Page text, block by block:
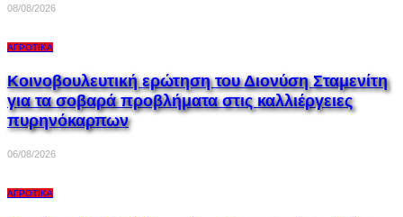
08/08/2026
ΑΓΡΟΤΙΚΆ
Κοινοβουλευτική ερώτηση του Διονύση Σταμενίτη
για τα σοβαρά προβλήματα στις καλλιέργειες
πυρηνόκαρπων
06/08/2026
ΑΓΡΟΤΙΚΆ